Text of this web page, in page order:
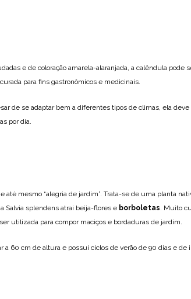
e de coloração amarela-alaranjada, a calêndula pode
para fins gastronômicos e medicinais.
de se adaptar bem a diferentes tipos de climas, ela
por dia.
até mesmo “alegria de jardim”. Trata-se de uma planta
Salvia splendens atrai beija-flores e borboletas . Muito
utilizada para compor maciços e bordaduras de jardim.
a 60 cm de altura e possui ciclos de verão de 90 dias e de